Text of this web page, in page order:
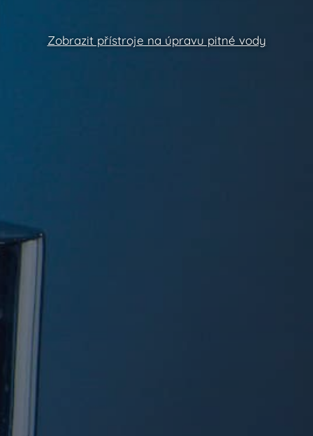
Zobrazit přístroje na úpravu pitné vody